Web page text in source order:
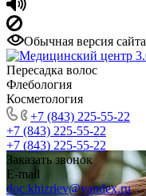
Обычная версия сайта
Пересадка волос
Флебология
Косметология
+7 (843) 225-55-22
+7 (843) 225-55-22
+7 (843) 225-55-22
Заказать звонок
E-mail
doc.khizriev@yandex.ru